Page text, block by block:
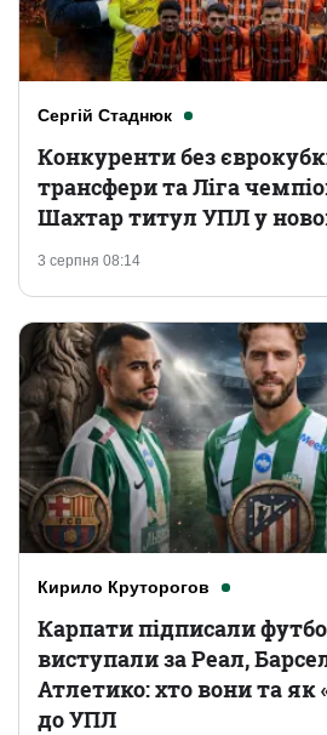
Сергій Стаднюк
3 серпня 08:14
Конкуренти без
трансфери та Ліга
Шахтар титул УПЛ у
Кирило Круторогов
Карпати підписали
виступали за Реал,
Атлетико: хто вони та як
до УПЛ